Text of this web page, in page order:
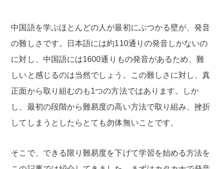
中国語を学ぶほとんどの人が最初にぶつかる壁が、発音
の難しさです。日本語には約110通りの発音しかないの
に対し、中国語には1600通りもの発音があるため、難
しいと感じるのは当然でしょう。この難しさに対し、真
正面から取り組むのも1つの方法ではあります。しか
し、最初の段階から難易度の高い方法で取り組み、挫折
してしまうとしたらとても勿体無いことです。
そこで、できる限り難易度を下げて学習を始める方法を